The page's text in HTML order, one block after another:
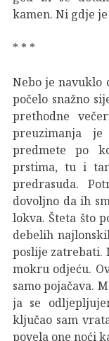
kamen. Ni gdje
* * *
Nebo je navuklo
počelo snažno
prethodne
preuzimanja
predmete po
prstima, tu i
predrasuda.
dovoljno da ih
lokva. Šteta što
debelih
poslije zatrebati.
mokru odjeću.
samo pojačava.
ja se
ključao sam
povela one noći